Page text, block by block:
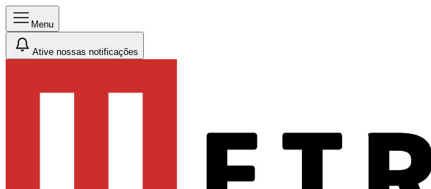
Menu
Ative nossas notificações